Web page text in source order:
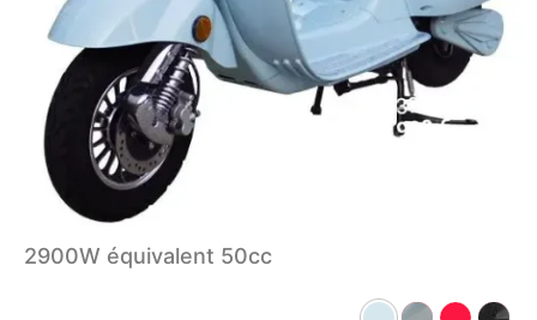
2900W équivalent 50cc